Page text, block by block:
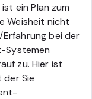
ein Plan zum
Weisheit nicht
bei der
Systemen
zu. Hier ist
Sie